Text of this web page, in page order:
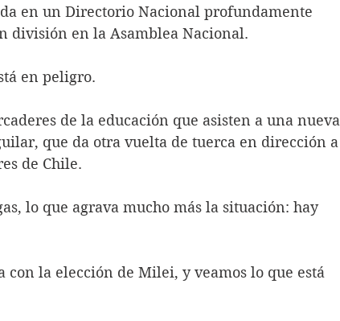
en un Directorio Nacional profundamente
división en la Asamblea Nacional.
en peligro.
de la educación que asisten a una nueva
que da otra vuelta de tuerca en dirección a
de Chile.
lo que agrava mucho más la situación: hay
la elección de Milei, y veamos lo que está